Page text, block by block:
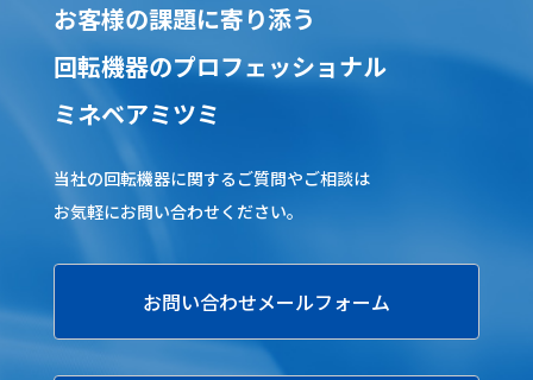
お客様の課題に寄り添う
回転機器のプロフェッショナル
ミネベアミツミ
当社の回転機器に関するご質問やご相談は
お気軽にお問い合わせください。
お問い合わせメールフォーム